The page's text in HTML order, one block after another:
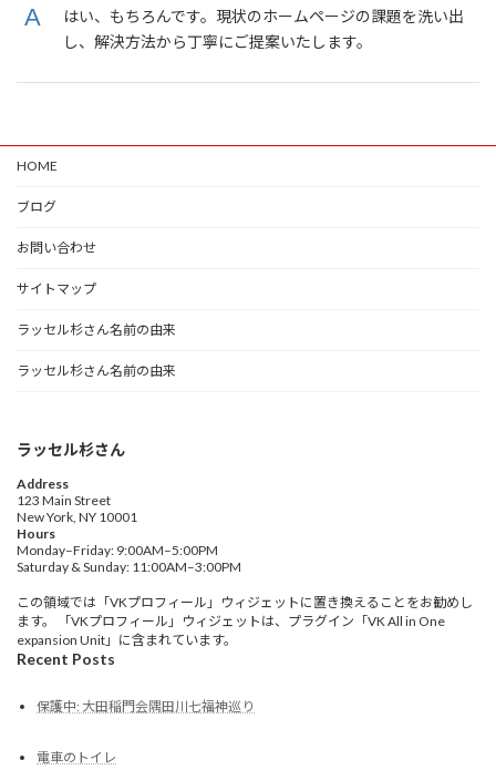
はい、もちろんです。現状のホームページの課題を洗い出
し、解決方法から丁寧にご提案いたします。
HOME
ブログ
お問い合わせ
サイトマップ
ラッセル杉さん名前の由来
ラッセル杉さん名前の由来
ラッセル杉さん
Address
123 Main Street
New York, NY 10001
Hours
Monday–Friday: 9:00AM–5:00PM
Saturday & Sunday: 11:00AM–3:00PM
この領域では「VKプロフィール」ウィジェットに置き換えることをお勧めし
ます。 「VKプロフィール」ウィジェットは、プラグイン「VK All in One
expansion Unit」に含まれています。
Recent Posts
保護中: 大田稲門会隅田川七福神巡り
電車のトイレ